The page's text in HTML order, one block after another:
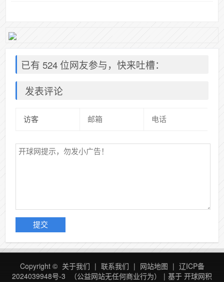
已有 524 位网友参与，快来吐槽：
发表评论
Copyright © 关于我们 | 联系我们 | 网站地图 | 辽ICP备
2024039948号-3
（公益网站无任何商业行为） | 基于 开球网积